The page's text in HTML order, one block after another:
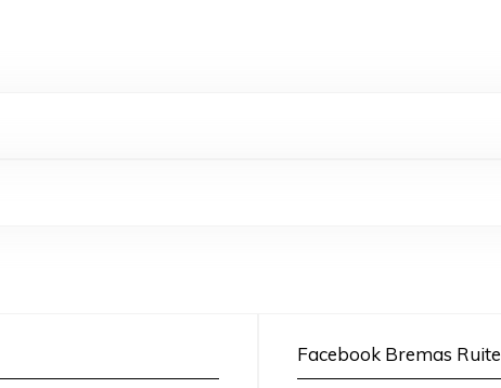
Facebook Bremas